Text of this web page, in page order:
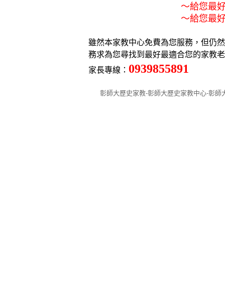
～給您最好的老師，
～給您最好的服務，
雖然本家教中心免費為您服務，但仍然
務求為您尋找到最好最適合您的家教
家長專線： 0939855891
彰師大歷史家教-彰師大歷史家教中心-彰